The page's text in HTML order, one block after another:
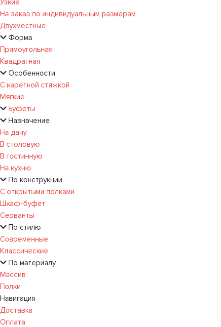
Узкие
На заказ по индивидуальным размерам
Двухместные
Форма
Прямоугольная
Квадратная
Особенности
С каретной стяжкой
Мягкие
Буфеты
Назначение
На дачу
В столовую
В гостинную
На кухню
По конструкции
С открытыми полками
Шкаф-буфет
Серванты
По стилю
Современные
Классические
По материалу
Массив
Полки
Навигация
Доставка
Оплата